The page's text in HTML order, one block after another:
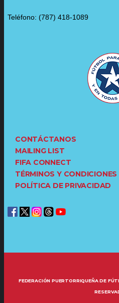
Teléfono: (787) 418-1089
CONTÁCTANOS
MAILING LIST
FIFA CONNECT
TÉRMINOS Y CONDICIONES
POLÍTICA DE PRIVACIDAD
FEDERACIÓN PUERTORRIQUEÑA DE